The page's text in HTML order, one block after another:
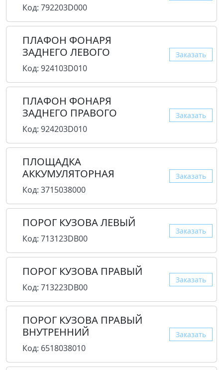
Код: 792203D000
ПЛАФОН ФОНАРЯ
ЗАДНЕГО ЛЕВОГО
Код: 924103D010
Заказать
ПЛАФОН ФОНАРЯ
ЗАДНЕГО ПРАВОГО
Код: 924203D010
Заказать
ПЛОЩАДКА
АККУМУЛЯТОРНАЯ
Код: 3715038000
Заказать
ПОРОГ КУЗОВА ЛЕВЫЙ
Код: 713123DB00
Заказать
ПОРОГ КУЗОВА ПРАВЫЙ
Код: 713223DB00
Заказать
ПОРОГ КУЗОВА ПРАВЫЙ
ВНУТРЕННИЙ
Код: 6518038010
Заказать